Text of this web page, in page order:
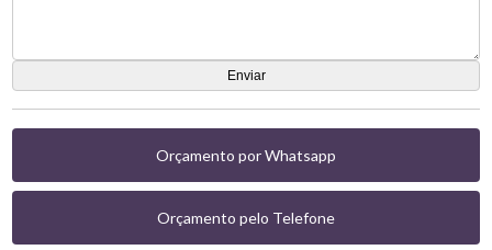
Orçamento por Whatsapp
Orçamento pelo Telefone